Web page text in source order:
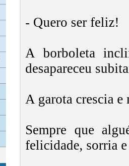
- Quero ser feliz!
A borboleta
desapareceu
A garota crescia
Sempre que
felicidade, sorria